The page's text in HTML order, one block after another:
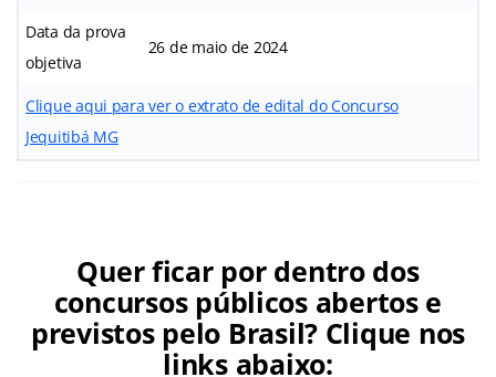
Data da prova
objetiva
26 de maio de 2024
Clique aqui para ver o extrato de edital do Concurso
Jequitibá MG
Quer ficar por dentro dos
concursos públicos abertos e
previstos pelo Brasil? Clique nos
links abaixo: